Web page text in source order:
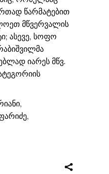
წარმატებით
მწვერვალის
ასევე, სოფო
იარეს მწვ.